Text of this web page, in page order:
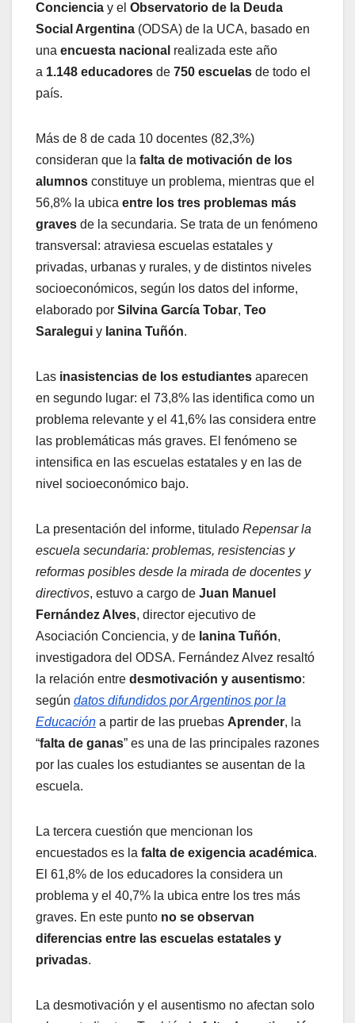
Conciencia y el Observatorio de la Deuda
Social Argentina (ODSA) de la UCA, basado en
una encuesta nacional realizada este año
a 1.148 educadores de 750 escuelas de todo el
país.
Más de 8 de cada 10 docentes (82,3%)
consideran que la falta de motivación de los
alumnos constituye un problema, mientras que el
56,8% la ubica entre los tres problemas más
graves de la secundaria. Se trata de un fenómeno
transversal: atraviesa escuelas estatales y
privadas, urbanas y rurales, y de distintos niveles
socioeconómicos, según los datos del informe,
elaborado por Silvina García Tobar, Teo
Saralegui y Ianina Tuñón.
Las inasistencias de los estudiantes aparecen
en segundo lugar: el 73,8% las identifica como un
problema relevante y el 41,6% las considera entre
las problemáticas más graves. El fenómeno se
intensifica en las escuelas estatales y en las de
nivel socioeconómico bajo.
La presentación del informe, titulado Repensar la
escuela secundaria: problemas, resistencias y
reformas posibles desde la mirada de docentes y
directivos, estuvo a cargo de Juan Manuel
Fernández Alves, director ejecutivo de
Asociación Conciencia, y de Ianina Tuñón,
investigadora del ODSA. Fernández Alvez resaltó
la relación entre desmotivación y ausentismo:
según datos difundidos por Argentinos por la
Educación a partir de las pruebas Aprender, la
“falta de ganas” es una de las principales razones
por las cuales los estudiantes se ausentan de la
escuela.
La tercera cuestión que mencionan los
encuestados es la falta de exigencia académica.
El 61,8% de los educadores la considera un
problema y el 40,7% la ubica entre los tres más
graves. En este punto no se observan
diferencias entre las escuelas estatales y
privadas.
La desmotivación y el ausentismo no afectan solo